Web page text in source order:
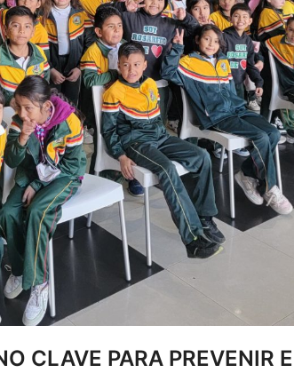
CLAVE PARA PREVENIR